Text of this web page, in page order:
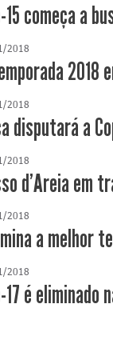
15 começa a
2018
2018
2018
disputará a
2018
d'Areia em
2018
a melhor
2018
17 é eliminado